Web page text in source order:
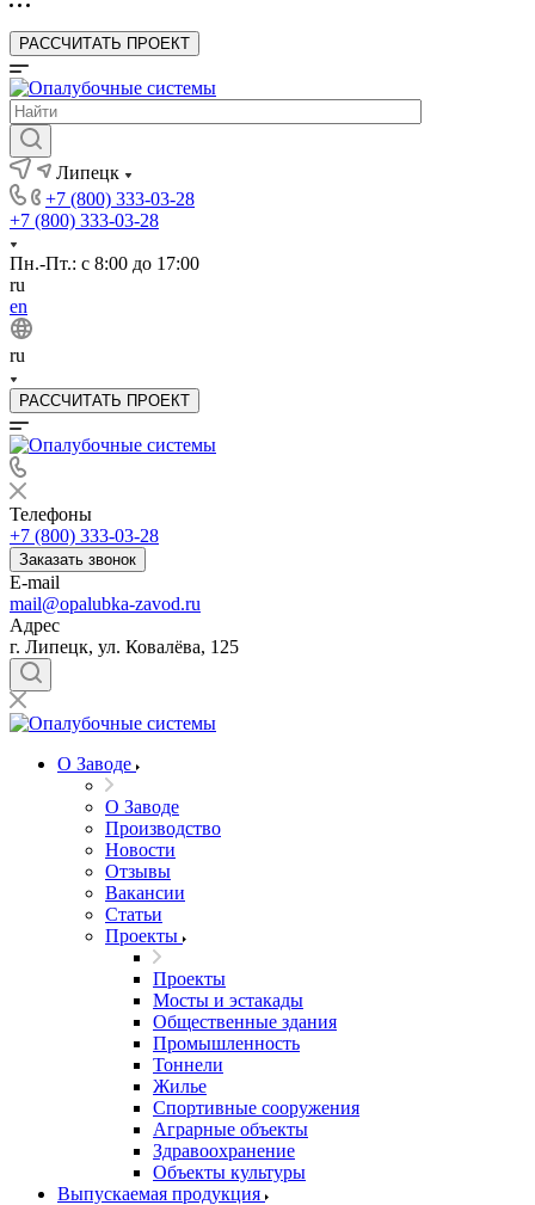
РАССЧИТАТЬ ПРОЕКТ
Липецк
+7 (800) 333-03-28
+7 (800) 333-03-28
Пн.-Пт.: с 8:00 до 17:00
ru
en
ru
РАССЧИТАТЬ ПРОЕКТ
Телефоны
+7 (800) 333-03-28
Заказать звонок
E-mail
mail@opalubka-zavod.ru
Адрес
г. Липецк, ул. Ковалёва, 125
О Заводе
О Заводе
Производство
Новости
Отзывы
Вакансии
Статьи
Проекты
Проекты
Мосты и эстакады
Общественные здания
Промышленность
Тоннели
Жилье
Спортивные сооружения
Аграрные объекты
Здравоохранение
Объекты культуры
Выпускаемая продукция